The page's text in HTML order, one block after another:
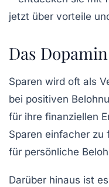
Das
Sparen wird oft als
bei positiven
für ihre finanziellen
Sparen einfacher zu
für persönliche
Darüber hinaus ist